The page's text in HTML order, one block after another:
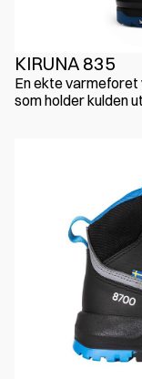
KIRUNA 835
En ekte
som holder kulden